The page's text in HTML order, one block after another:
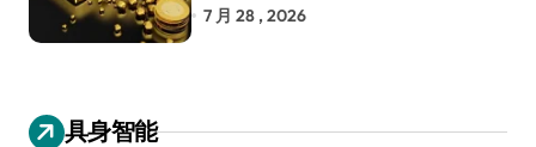
7 月 28 , 2026
具身智能